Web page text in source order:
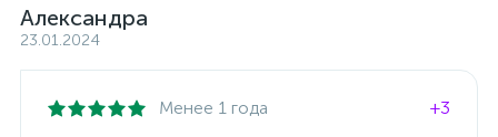
Александра
23.01.2024
Менее 1 года
+3